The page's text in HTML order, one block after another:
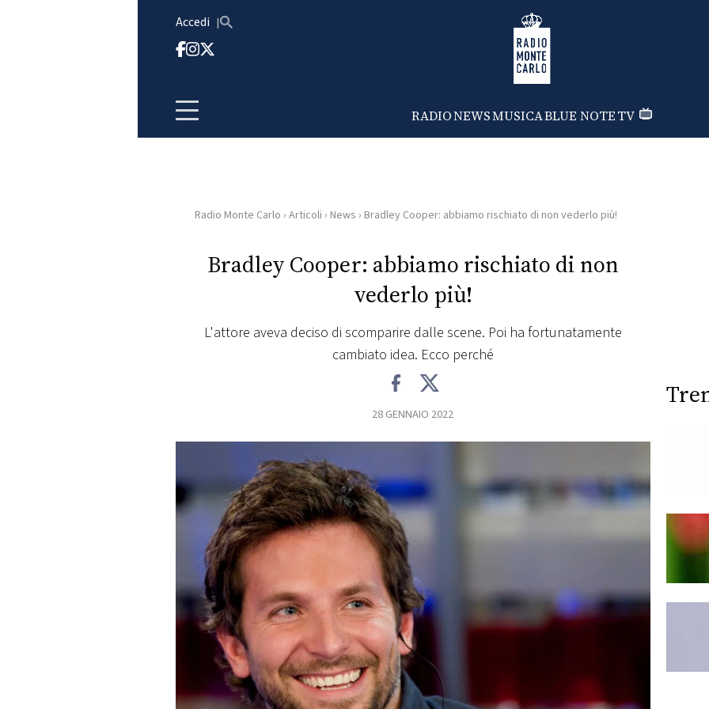
Accedi Radio Monte Carlo
RADIONEWSMUSICABLUE NOTETV
HOME
RADIO
RADIO
CONCORSI
EVENTI
VIDEO
PRINCIPATO
Radio Monte Carlo › Articoli › News › Bradley Cooper: abbiamo rischiato di non vederlo più!
Bradley Cooper: abbiamo rischiato di non
vederlo più!
L'attore aveva deciso di scomparire dalle scene. Poi ha fortunatamente
cambiato idea. Ecco perché
28 GENNAIO 2022